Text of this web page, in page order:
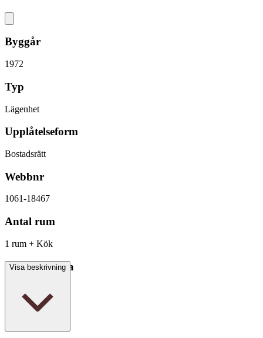
Byggår
1972
Typ
Lägenhet
Upplåtelseform
Bostadsrätt
Webbnr
1061-18467
Antal rum
1 rum + Kök
Boarea/Biarea
Visa beskrivning